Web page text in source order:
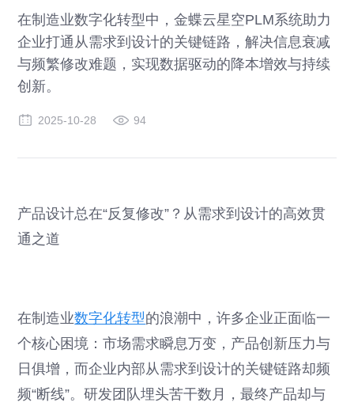
在制造业数字化转型中，金蝶云星空PLM系统助力
企业打通从需求到设计的关键链路，解决信息衰减
与频繁修改难题，实现数据驱动的降本增效与持续
创新。
2025-10-28 94
产品设计总在“反复修改”？从需求到设计的高效贯
通之道
在制造业数字化转型的浪潮中，许多企业正面临一
个核心困境：市场需求瞬息万变，产品创新压力与
日俱增，而企业内部从需求到设计的关键链路却频
频“断线”。研发团队埋头苦干数月，最终产品却与